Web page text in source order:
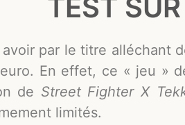
TEST
par le titre alléchant
En effet, ce « jeu »
de Street Fighter X
limités.